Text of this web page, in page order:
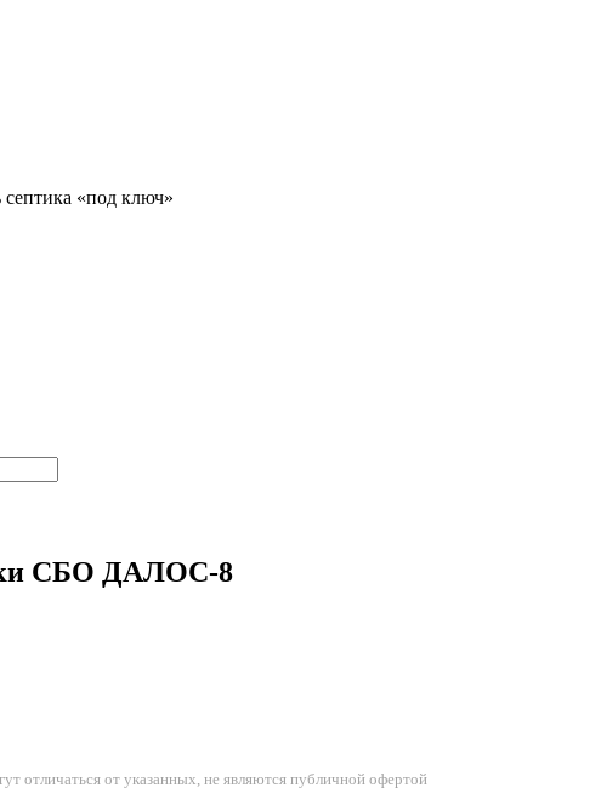
«под ключ»
СБО ДАЛОС-8
отличаться от указанных, не являются публичной офертой